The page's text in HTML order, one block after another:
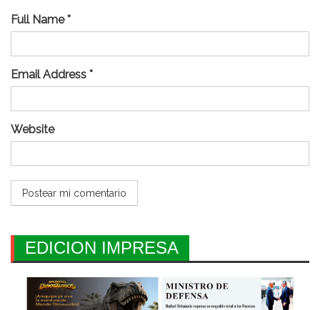
Full Name *
Email Address *
Website
EDICION IMPRESA